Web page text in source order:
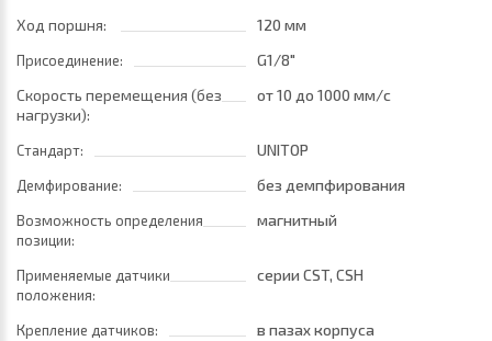
Ход поршня: 120 мм
Присоединение:
G1/8"
Скорость перемещения (без
нагрузки):
от 10 до 1000 мм/с
Стандарт: UNITOP
Демфирование: без демпфирования
Возможность определения
позиции:
магнитный
Применяемые датчики
положения:
серии CST, CSH
Крепление датчиков: в пазах корпуса